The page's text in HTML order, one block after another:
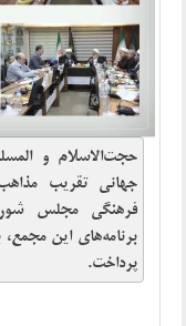
حجت‌الاسلام و
جهانی تقریب
فرهنگی مجلس
برنامه‌های این
پرداخت.